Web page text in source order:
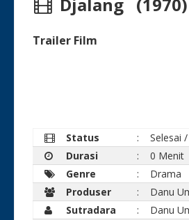
Trailer Film
Status :
Selesai
Durasi
:
0 Menit
Genre
:
Drama
Produser
:
Danu
Sutradara
:
Danu